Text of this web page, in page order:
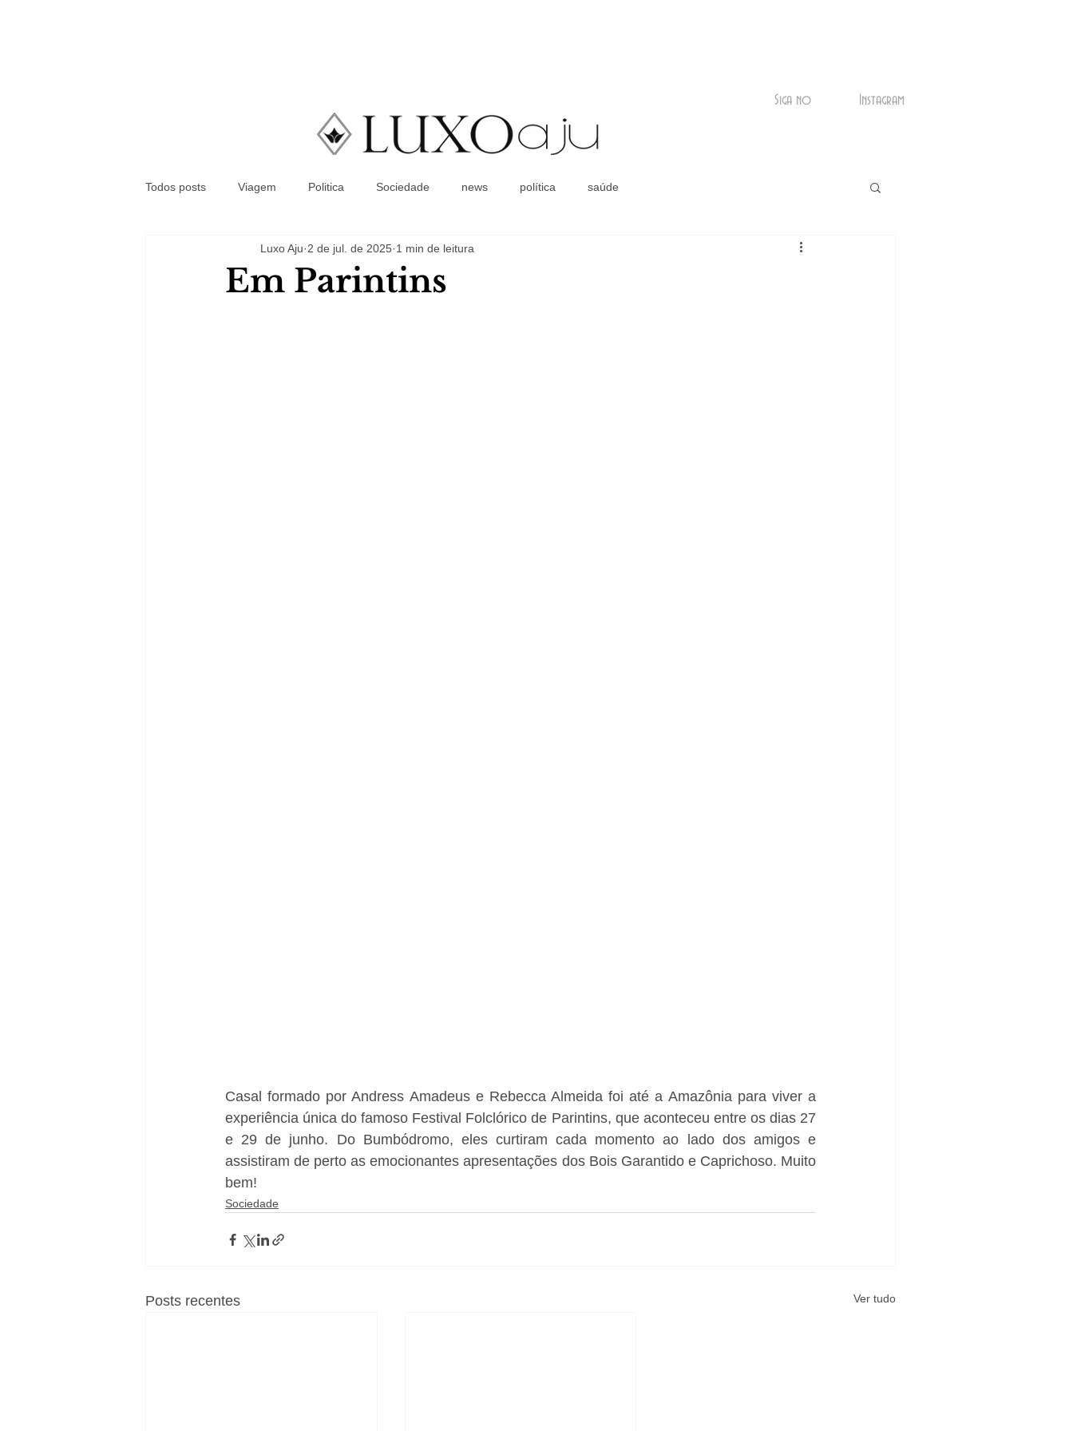
Coluna Social
Siga no Instagram
Todos posts Viagem Politica Sociedade news política saúde
Em Parintins
Luxo Aju 2 de jul. de 2025 1 min de leitura
Casal formado por Andress Amadeus e Rebecca Almeida foi até a Amazônia para viver a
experiência única do famoso Festival Folclórico de Parintins, que aconteceu entre os dias 27
e 29 de junho. Do Bumbódromo, eles curtiram cada momento ao lado dos amigos e
assistiram de perto as emocionantes apresentações dos Bois Garantido e Caprichoso. Muito
bem!
Sociedade
Posts recentes Ver tudo